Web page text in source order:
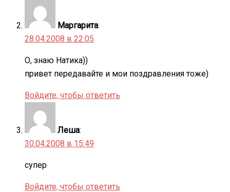
Маргарита:
28.04.2008 в 22:05
О, знаю Натика))
привет передавайте и мои поздравления тоже)
Войдите, чтобы ответить
Леша:
30.04.2008 в 15:49
супер
Войдите, чтобы ответить